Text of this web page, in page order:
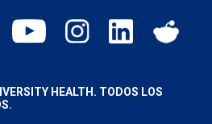
HEALTH. TODOS LOS